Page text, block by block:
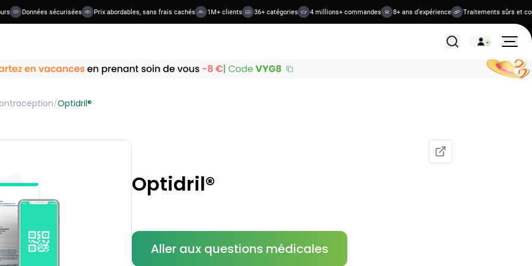
Données sécurisées Prix abordables, sans frais cachés 1M+ clients 36+ catégories 4 millions+ commandes 8+ ans d’expérience Traitements sûrs et
Tous les traitements
/Optidril®
Optidril®
Aller aux questions médicales